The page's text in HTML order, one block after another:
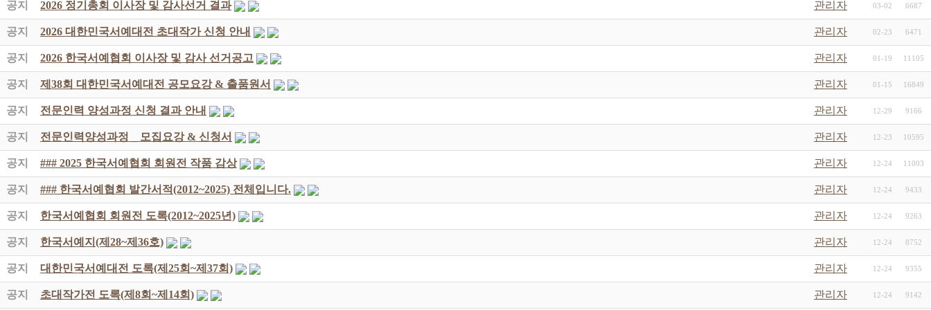
공지 2026 정기총회 이사장 및 감사선거 결과 관리자 03-02 6687
공지 2026 대한민국서예대전 초대작가 신청 안내 관리자 02-23 6471
공지 2026 한국서예협회 이사장 및 감사 선거공고 관리자 01-19 11105
공지 제38회 대한민국서예대전 공모요강 & 출품원서 관리자 01-15 16849
공지 전문인력 양성과정 신청 결과 안내 관리자 12-29 9166
공지 전문인력양성과정 _ 모집요강 & 신청서 관리자 12-23 10595
공지 ### 2025 한국서예협회 회원전 작품 감상 관리자 12-24 11003
공지 ### 한국서예협회 발간서적(2012~2025) 전체입니다. 관리자 12-24 9433
공지 한국서예협회 회원전 도록(2012~2025년) 관리자 12-24 9263
공지 한국서예지(제28~제36호) 관리자 12-24 8752
공지 대한민국서예대전 도록(제25회~제37회) 관리자 12-24 9355
공지 초대작가전 도록(제8회~제14회) 관리자 12-24 9142